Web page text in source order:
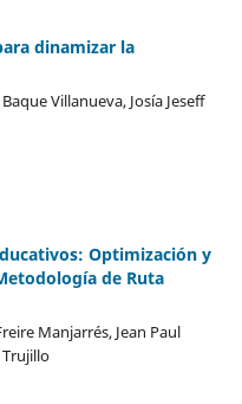
dinamizar la
Villanueva, Josía Jeseff
Optimización y
de Ruta
Manjarrés, Jean Paul